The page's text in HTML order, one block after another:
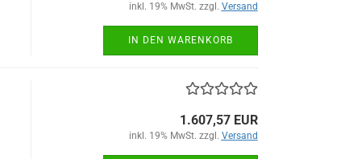
inkl. 19% MwSt. zzgl. Versand
IN DEN WARENKORB
1.607,57 EUR
inkl. 19% MwSt. zzgl. Versand